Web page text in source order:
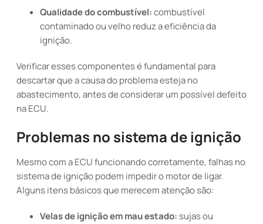
Qualidade do combustível:combustível
contaminado ou velho reduz a eficiência da
ignição.
Verificar esses componentes é fundamental para
descartar que a causa do problema esteja no
abastecimento, antes de considerar um possível defeito
na ECU.
Problemas no sistema de ignição
Mesmo com a ECU funcionando corretamente, falhas no
sistema de ignição podem impedir o motor de ligar.
Alguns itens básicos que merecem atenção são:
Velas de ignição em mau estado:sujas ou